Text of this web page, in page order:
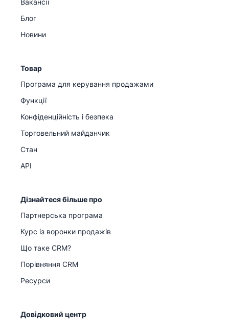
Блог
Новини
Товар
Програма для керування продажами
Функції
Конфіденційність і безпека
Торговельний майданчик
Стан
API
Дізнайтеся більше про
Партнерська програма
Курс із воронки продажів
Що таке CRM?
Порівняння CRM
Ресурси
Довідковий центр